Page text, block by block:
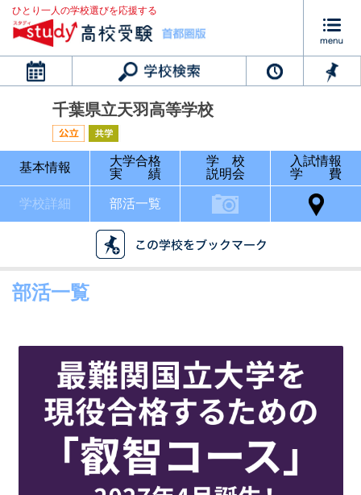
ひとり一人の学校選びを応援する
カレンダー
千葉県立天羽高等学校
基本情報
大学合格
実 績
学 校
説明会
入試情報
学 費
学校詳細 部活一覧
部活一覧